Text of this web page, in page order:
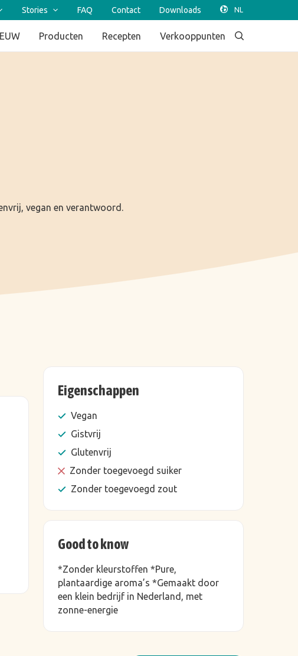
Stories FAQ Contact Downloads
Producten Recepten Verkooppunten
vegan en verantwoord.
Eigenschappen
Vegan
Gistvrij
Glutenvrij
Zonder toegevoegd suiker
Zonder toegevoegd zout
Good to know
*Zonder kleurstoffen *Pure,
plantaardige aroma’s *Gemaakt door
een klein bedrijf in Nederland, met
zonne-energie